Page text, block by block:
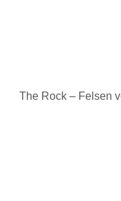
The Rock – Felsen